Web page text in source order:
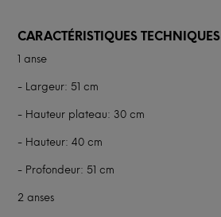
CARACTÉRISTIQUES TECHNIQUES
1 anse
- Largeur: 51 cm
- Hauteur plateau: 30 cm
- Hauteur: 40 cm
- Profondeur: 51 cm
2 anses